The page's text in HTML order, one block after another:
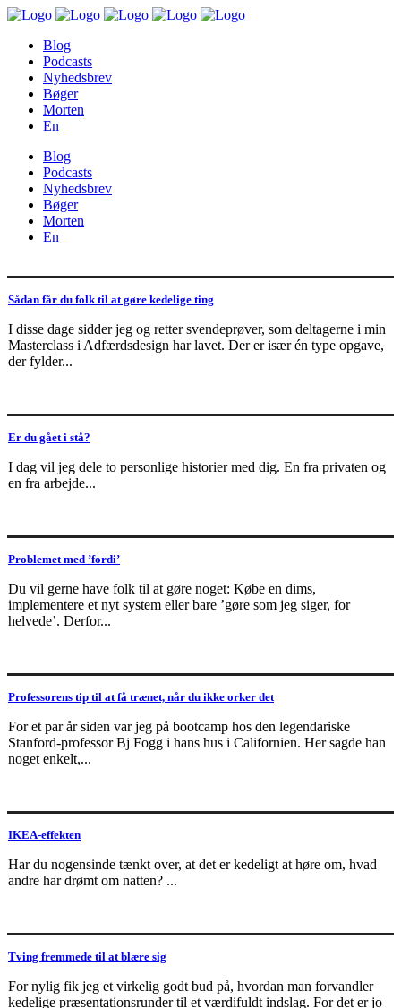
Blog
Podcasts
Nyhedsbrev
Bøger
Morten
En
Blog
Podcasts
Nyhedsbrev
Bøger
Morten
En
Sådan får du folk til at gøre kedelige ting
I disse dage sidder jeg og retter svendeprøver, som deltagerne i min
Masterclass i Adfærdsdesign har lavet. Der er især én type opgave,
der fylder...
Er du gået i stå?
I dag vil jeg dele to personlige historier med dig. En fra privaten og
en fra arbejde...
Problemet med ’fordi’
Du vil gerne have folk til at gøre noget: Købe en dims,
implementere et nyt system eller bare ’gøre som jeg siger, for
helvede’. Derfor...
Professorens tip til at få trænet, når du ikke orker det
For et par år siden var jeg på bootcamp hos den legendariske
Stanford-professor Bj Fogg i hans hus i Californien. Her sagde han
noget enkelt,...
IKEA-effekten
Har du nogensinde tænkt over, at det er kedeligt at høre om, hvad
andre har drømt om natten? ...
Tving fremmede til at blære sig
For nylig fik jeg et virkelig godt bud på, hvordan man forvandler
kedelige præsentationsrunder til et værdifuldt indslag. For det er jo